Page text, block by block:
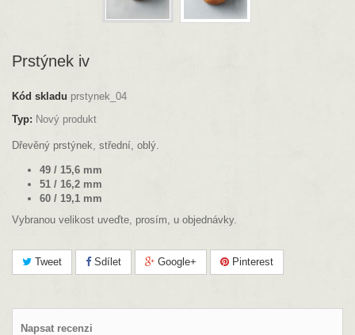
Prstýnek iv
Kód skladu prstynek_04
Typ: Nový produkt
Dřevěný prstýnek, střední, oblý.
49 / 15,6 mm
51 / 16,2 mm
60 / 19,1 mm
Vybranou velikost uveďte, prosím, u objednávky.
Tweet Sdílet Google+ Pinterest
Napsat recenzi